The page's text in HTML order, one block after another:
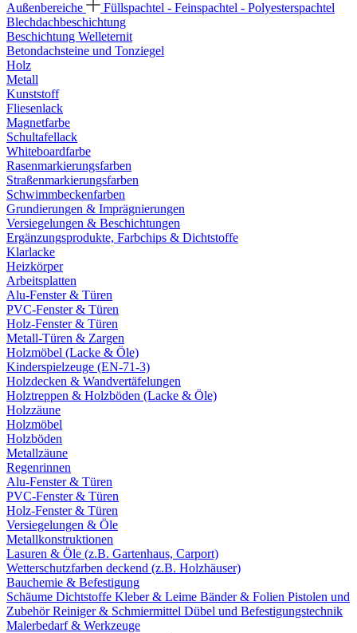
Außenbereiche
Füllspachtel - Feinspachtel - Polyesterspachtel
Blechdachbeschichtung
Beschichtung Welleternit
Betondachsteine und Tonziegel
Holz
Metall
Kunststoff
Fliesenlack
Magnetfarbe
Schultafellack
Whiteboardfarbe
Rasenmarkierungsfarben
Straßenmarkierungsfarben
Schwimmbeckenfarben
Grundierungen & Imprägnierungen
Versiegelungen & Beschichtungen
Ergänzungsprodukte, Farbchips & Dichtstoffe
Klarlacke
Heizkörper
Arbeitsplatten
Alu-Fenster & Türen
PVC-Fenster & Türen
Holz-Fenster & Türen
Metall-Türen & Zargen
Holzmöbel (Lacke & Öle)
Kinderspielzeuge (EN-71-3)
Holzdecken & Wandvertäfelungen
Holztreppen & Holzböden (Lacke & Öle)
Holzzäune
Holzmöbel
Holzböden
Metallzäune
Regenrinnen
Alu-Fenster & Türen
PVC-Fenster & Türen
Holz-Fenster & Türen
Versiegelungen & Öle
Metallkonstruktionen
Lasuren & Öle (z.B. Gartenhaus, Carport)
Wetterschutzfarben deckend (z.B. Holzhäuser)
Bauchemie & Befestigung
Schäume Dichtstoffe Kleber & Leime Bänder & Folien Pistolen und
ZubehörReiniger & Schmiermittel Dübel und Befestigungstechnik
Malerbedarf & Werkzeuge